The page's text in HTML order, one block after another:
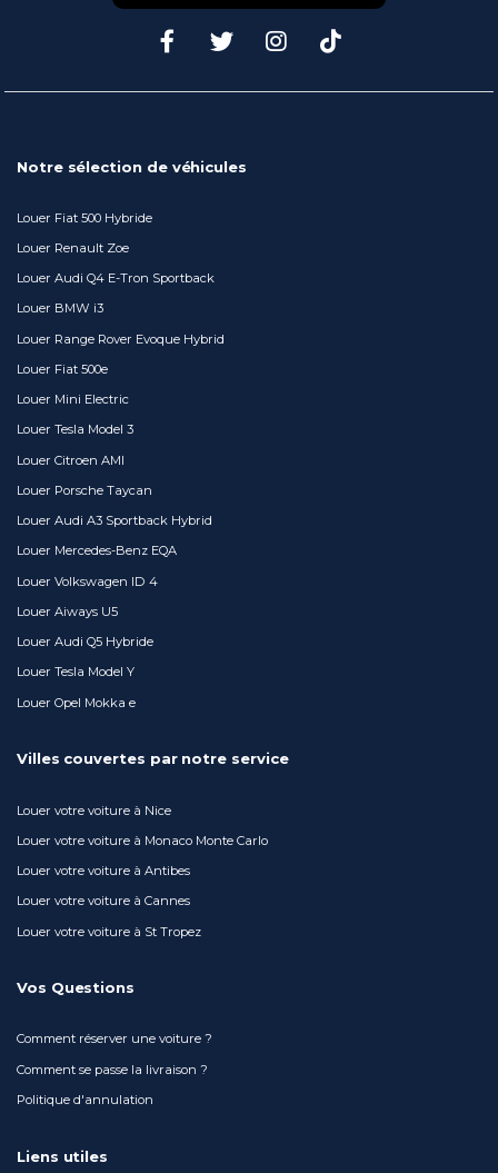
Notre sélection de véhicules
Louer Fiat 500 Hybride
Louer Renault Zoe
Louer Audi Q4 E-Tron Sportback
Louer BMW i3
Louer Range Rover Evoque Hybrid
Louer Fiat 500e
Louer Mini Electric
Louer Tesla Model 3
Louer Citroen AMI
Louer Porsche Taycan
Louer Audi A3 Sportback Hybrid
Louer Mercedes-Benz EQA
Louer Volkswagen ID 4
Louer Aiways U5
Louer Audi Q5 Hybride
Louer Tesla Model Y
Louer Opel Mokka e
Villes couvertes par notre service
Louer votre voiture à Nice
Louer votre voiture à Monaco Monte Carlo
Louer votre voiture à Antibes
Louer votre voiture à Cannes
Louer votre voiture à St Tropez
Vos Questions
Comment réserver une voiture ?
Comment se passe la livraison ?
Politique d'annulation
Liens utiles